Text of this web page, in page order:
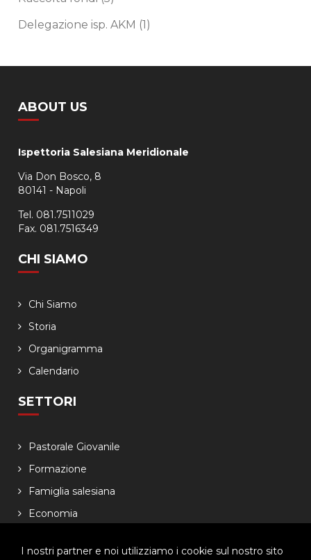
I nostri partner e noi utilizziamo i cookie sul nostro sito
Delegazione isp. AKM (1)
ABOUT US
Ispettoria Salesiana Meridionale
Via Don Bosco, 8
80141 - Napoli
Tel. 081.7511029
Fax. 081.7516349
CHI SIAMO
Chi Siamo
Storia
Organigramma
Calendario
SETTORI
Pastorale Giovanile
Formazione
Famiglia salesiana
Economia